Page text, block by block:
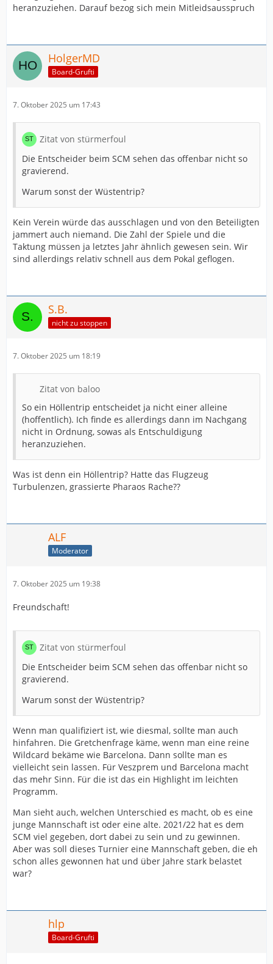
heranzuziehen. Darauf bezog sich mein Mitleidsausspruch
HolgerMD
Board-Grufti
7. Oktober 2025 um 17:43
Zitat von stürmerfoul
Die Entscheider beim SCM sehen das offenbar nicht so
gravierend.
Warum sonst der Wüstentrip?
Kein Verein würde das ausschlagen und von den Beteiligten
jammert auch niemand. Die Zahl der Spiele und die
Taktung müssen ja letztes Jahr ähnlich gewesen sein. Wir
sind allerdings relativ schnell aus dem Pokal geflogen.
S.B.
nicht zu stoppen
7. Oktober 2025 um 18:19
Zitat von baloo
So ein Höllentrip entscheidet ja nicht einer alleine
(hoffentlich). Ich finde es allerdings dann im Nachgang
nicht in Ordnung, sowas als Entschuldigung
heranzuziehen.
Was ist denn ein Höllentrip? Hatte das Flugzeug
Turbulenzen, grassierte Pharaos Rache??
ALF
Moderator
7. Oktober 2025 um 19:38
Freundschaft!
Zitat von stürmerfoul
Die Entscheider beim SCM sehen das offenbar nicht so
gravierend.
Warum sonst der Wüstentrip?
Wenn man qualifiziert ist, wie diesmal, sollte man auch
hinfahren. Die Gretchenfrage käme, wenn man eine reine
Wildcard bekäme wie Barcelona. Dann sollte man es
vielleicht sein lassen. Für Veszprem und Barcelona macht
das mehr Sinn. Für die ist das ein Highlight im leichten
Programm.
Man sieht auch, welchen Unterschied es macht, ob es eine
junge Mannschaft ist oder eine alte. 2021/22 hat es dem
SCM viel gegeben, dort dabei zu sein und zu gewinnen.
Aber was soll dieses Turnier eine Mannschaft geben, die eh
schon alles gewonnen hat und über Jahre stark belastet
war?
hlp
Board-Grufti